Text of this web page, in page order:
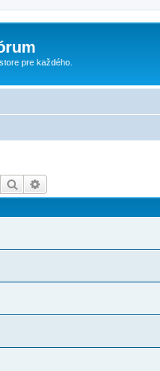
pre každého.
Hľadať